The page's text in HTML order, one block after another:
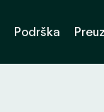
Podrška